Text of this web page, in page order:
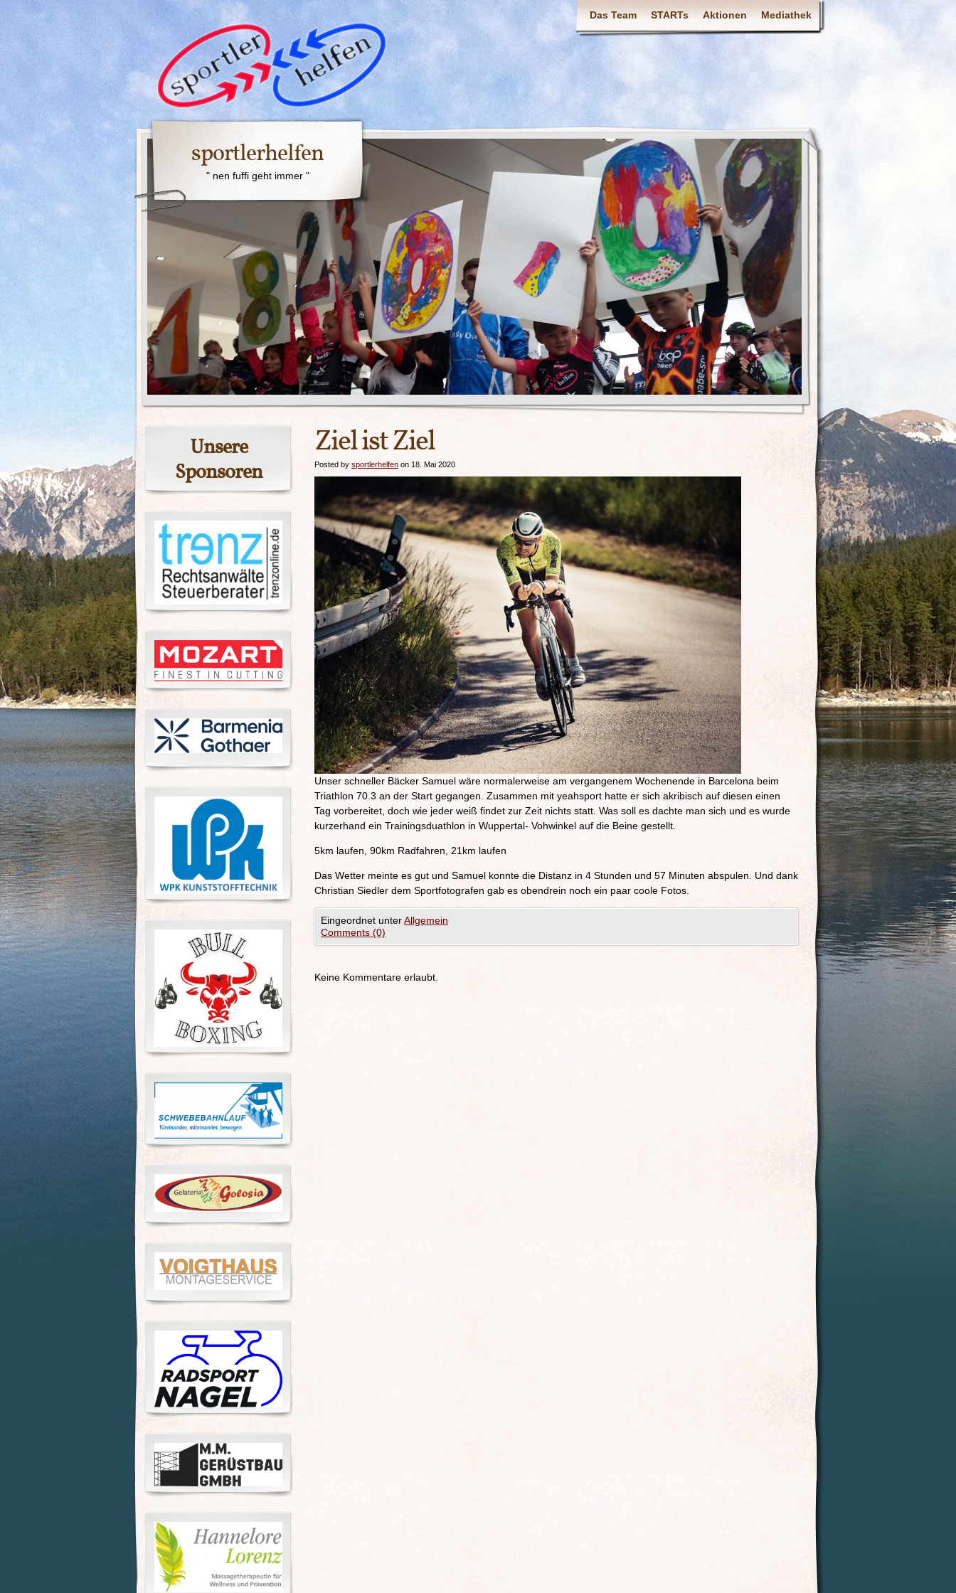
Das Team STARTs Aktionen Mediathek
sportlerhelfen
" nen fuffi geht immer "
Ziel ist Ziel
Posted by sportlerhelfen on 18. Mai 2020
Unser schneller Bäcker Samuel wäre normalerweise am vergangenem Wochenende in Barcelona beim
Triathlon 70.3 an der Start gegangen. Zusammen mit yeahsport hatte er sich akribisch auf diesen einen
Tag vorbereitet, doch wie jeder weiß findet zur Zeit nichts statt. Was soll es dachte man sich und es wurde
kurzerhand ein Trainingsduathlon in Wuppertal- Vohwinkel auf die Beine gestellt.
5km laufen, 90km Radfahren, 21km laufen
Das Wetter meinte es gut und Samuel konnte die Distanz in 4 Stunden und 57 Minuten abspulen. Und dank
Christian Siedler dem Sportfotografen gab es obendrein noch ein paar coole Fotos.
Eingeordnet unterAllgemein
Comments (0)
Keine Kommentare erlaubt.
Unsere
Sponsoren